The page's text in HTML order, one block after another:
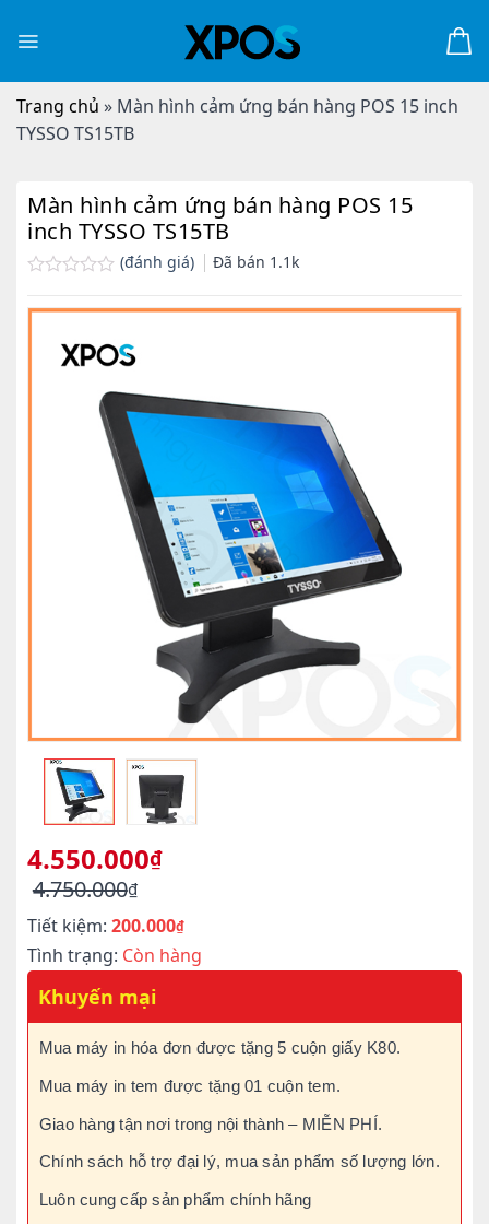
Trang chủ » Màn hình cảm ứng bán hàng POS 15 inch
TYSSO TS15TB
Màn hình cảm ứng bán hàng POS 15
inch TYSSO TS15TB
xếp
(đánh giá) Đã bán 1.1k
4.750.000₫
Giá
gốc
là:
4.750.000₫.
4.550.000₫
Giá
hiện
tại
là:
4.550.000₫.
Tiết kiệm: 200.000₫
Tình trạng: Còn hàng
Khuyến mại
Mua máy in hóa đơn được tặng 5 cuộn giấy K80.
Mua máy in tem được tặng 01 cuộn tem.
Giao hàng tận nơi trong nội thành – MIỄN PHÍ.
Chính sách hỗ trợ đại lý, mua sản phẩm số lượng lớn.
Luôn cung cấp sản phẩm chính hãng